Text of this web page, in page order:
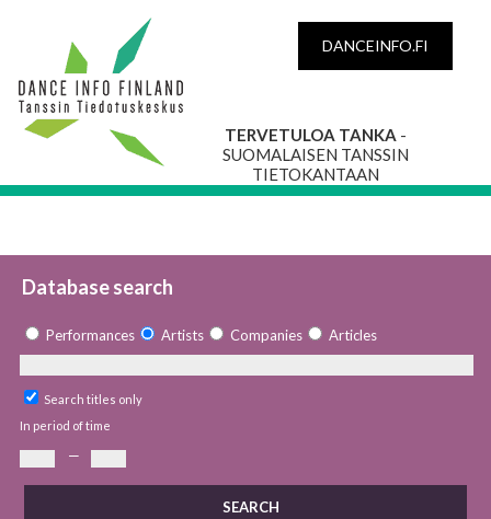
DANCEINFO.FI
TERVETULOA TANKA -
SUOMALAISEN TANSSIN
TIETOKANTAAN
Database search
Performances Artists Companies Articles
Search titles only
In period of time
—